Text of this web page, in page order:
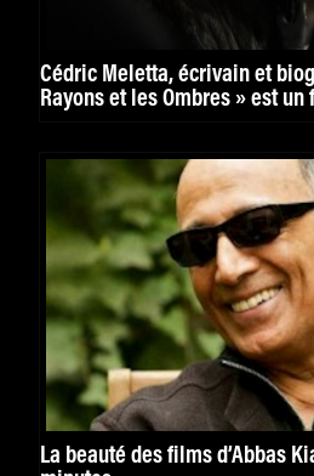
Cédric Meletta, écrivain et
Rayons et les Ombres » est
La beauté des films d’Abbas